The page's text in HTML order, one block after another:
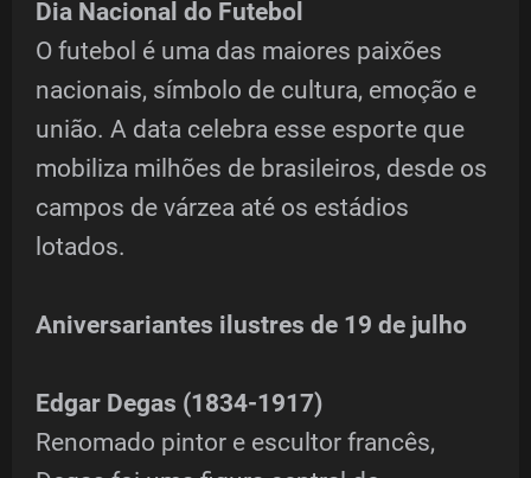
Dia Nacional do Futebol
O futebol é uma das maiores paixões
nacionais, símbolo de cultura, emoção e
união. A data celebra esse esporte que
mobiliza milhões de brasileiros, desde os
campos de várzea até os estádios
lotados.
Aniversariantes ilustres de 19 de julho
Edgar Degas (1834-1917)
Renomado pintor e escultor francês,